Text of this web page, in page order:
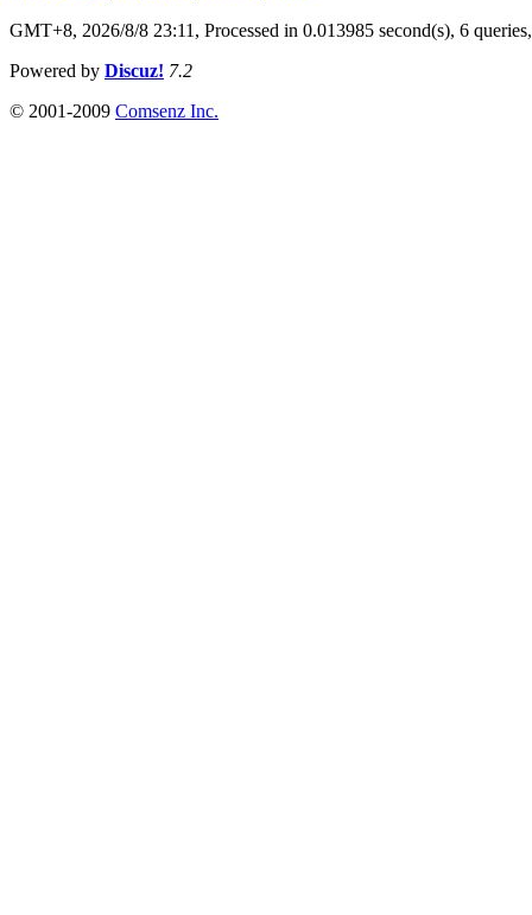
GMT+8, 2026/8/8 23:11, Processed in 0.013985 second(s), 6
Powered by Discuz! 7.2
© 2001-2009 Comsenz Inc.